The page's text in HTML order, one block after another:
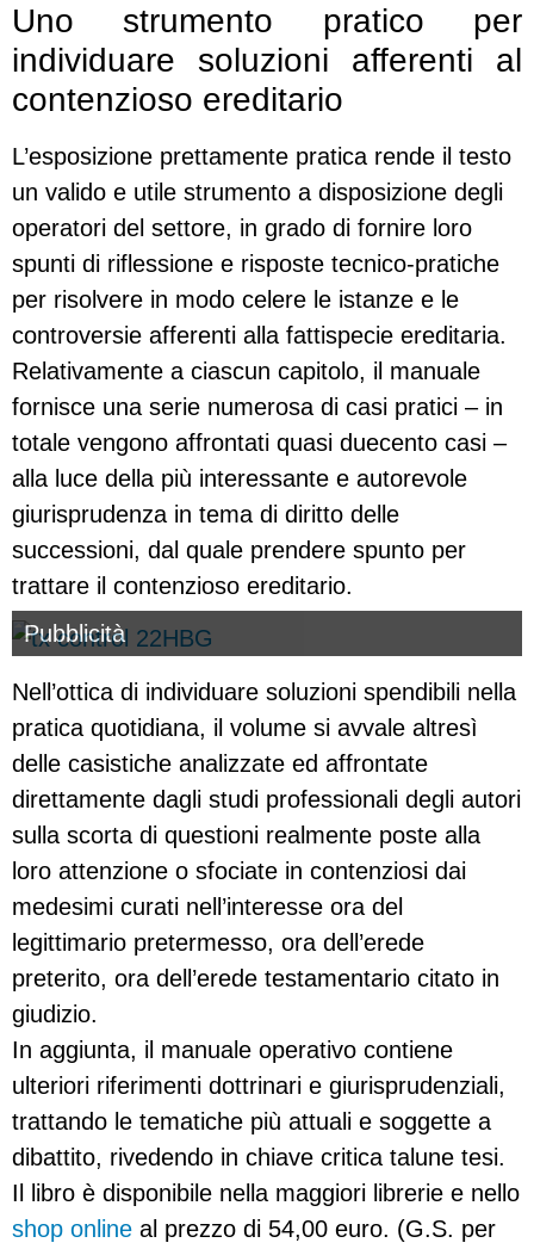
Uno strumento pratico per
individuare soluzioni afferenti al
contenzioso ereditario
L’esposizione prettamente pratica rende il testo
un valido e utile strumento a disposizione degli
operatori del settore, in grado di fornire loro
spunti di riflessione e risposte tecnico-pratiche
per risolvere in modo celere le istanze e le
controversie afferenti alla fattispecie ereditaria.
Relativamente a ciascun capitolo, il manuale
fornisce una serie numerosa di casi pratici – in
totale vengono affrontati quasi duecento casi –
alla luce della più interessante e autorevole
giurisprudenza in tema di diritto delle
successioni, dal quale prendere spunto per
trattare il contenzioso ereditario.
Pubblicità
Nell’ottica di individuare soluzioni spendibili nella
pratica quotidiana, il volume si avvale altresì
delle casistiche analizzate ed affrontate
direttamente dagli studi professionali degli autori
sulla scorta di questioni realmente poste alla
loro attenzione o sfociate in contenziosi dai
medesimi curati nell’interesse ora del
legittimario pretermesso, ora dell’erede
preterito, ora dell’erede testamentario citato in
giudizio.
In aggiunta, il manuale operativo contiene
ulteriori riferimenti dottrinari e giurisprudenziali,
trattando le tematiche più attuali e soggette a
dibattito, rivedendo in chiave critica talune tesi.
Il libro è disponibile nella maggiori librerie e nello
shop online al prezzo di 54,00 euro. (G.S. per